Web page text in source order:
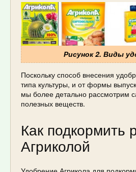
Рисунок 2. Виды
Поскольку способ внесения
типа культуры, и от формы
мы более детально рассмотрим
полезных веществ.
Как подкормить
Агриколой